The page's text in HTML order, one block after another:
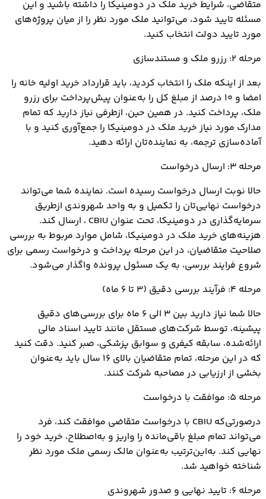
متقاضی، شرایط خرید ملک در دومینیکا را داشته باشید و این
مسئله تایید شود، می‌توانید ملک مورد نظر را از میان پروژه‌های
مورد تایید دولت انتخاب کنید.
مرحله ۲: رزرو ملک و مستندسازی
بعد از اینکه ملک را انتخاب کردید، باید قرارداد خرید اولیه خانه را
امضا و ۱۰ درصد از مبلغ کل را به‌عنوان پیش‌پرداخت برای رزرو
ملک، پرداخت کنید. در همین حین، ازطرفی نیاز دارید که تمام
مدارک مورد نیاز خرید ملک در دومینیکا را جمع‌آوری کنید و با
آماده‌سازی ترجمه، به نماینده‌تان ارائه دهید.
مرحله ۳: ارسال درخواست
حالا نوبت ارسال درخواست رسیده است. نماینده شما می‌تواند
درخواست نهایی‌تان را تکمیل و به واحد شهروندی ازطریق
سرمایه‌گذاری در دومینیکا، تحت عنوان CBIU ، ارسال کند.
هزینه‌های خرید ملک در دومینیکا، شامل موارد مربوط به بررسی
صلاحیت متقاضیان، در این مرحله پرداخت و درخواست رسمی برای
شروع فرایند بررسی، به یک مسئول پرونده واگذار می‌شود.
مرحله ۴: فرآیند بررسی دقیق (۳ تا ۶ ماه)
حالا شما نیاز دارید بین ۳ الی ۶ ماه برای بررسی‌های دقیق
پیشینه، توسط شرکت‌های مستقل مانند تایید اسناد مالی
ارائه‌شده، سابقه کیفری و سوابق پزشکی، صبر کنید. دقت کنید
که در این مرحله، تمام متقاضیان بالای ۱۶ سال باید به‌عنوان
بخشی از ارزیابی در مصاحبه شرکت کنند.
مرحله ۵: موافقت با درخواست
درصورتی‌که CBIU با درخواست متقاضی موافقت کند، فرد
می‌تواند تمام مبلغ باقی‌مانده را واریز و به‌اصطلاح، خرید خود را
نهایی کند. به‌این‌ترتیب به‌عنوان مالک رسمی ملک مورد نظر
شناخته خواهید شد.
مرحله ۶: تایید نهایی و صدور شهروندی